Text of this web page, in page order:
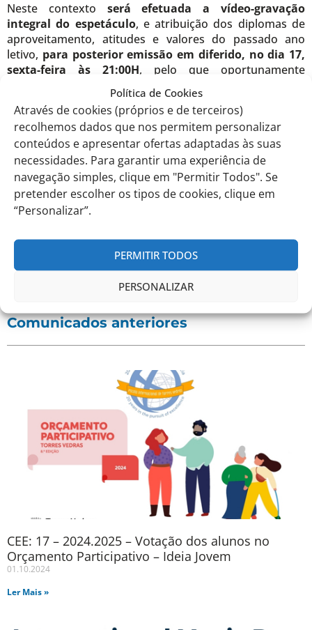
Política de Cookies
Através de cookies (próprios e de terceiros)
recolhemos dados que nos permitem personalizar
conteúdos e apresentar ofertas adaptadas às suas
necessidades. Para garantir uma experiência de
navegação simples, clique em "Permitir Todos". Se
pretender escolher os tipos de cookies, clique em
“Personalizar”.
PERMITIR TODOS
PERSONALIZAR
Neste contexto será efetuada a vídeo-gravação
integral do espetáculo, e atribuição dos diplomas de
aproveitamento, atitudes e valores do passado ano
letivo, para posterior emissão em diferido, no dia 17,
sexta-feira às 21:00H, pelo que oportunamente
enviaremos o respetivo link de acesso.
Gratos pela V/ compreensão, incentivo e
disponibilidade.
Aceite os nossos melhores cumprimentos
Eitv, 07 de dezembro de 2021.
A Direção
Eduardo Castro
Comunicados anteriores
CEE: 17 – 2024.2025 – Votação dos alunos no
Orçamento Participativo – Ideia Jovem
01.10.2024
Ler Mais »